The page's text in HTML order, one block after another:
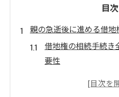
目次
親の急逝後に進める借
借地権の相続手続き
要性
親の死亡で発生する